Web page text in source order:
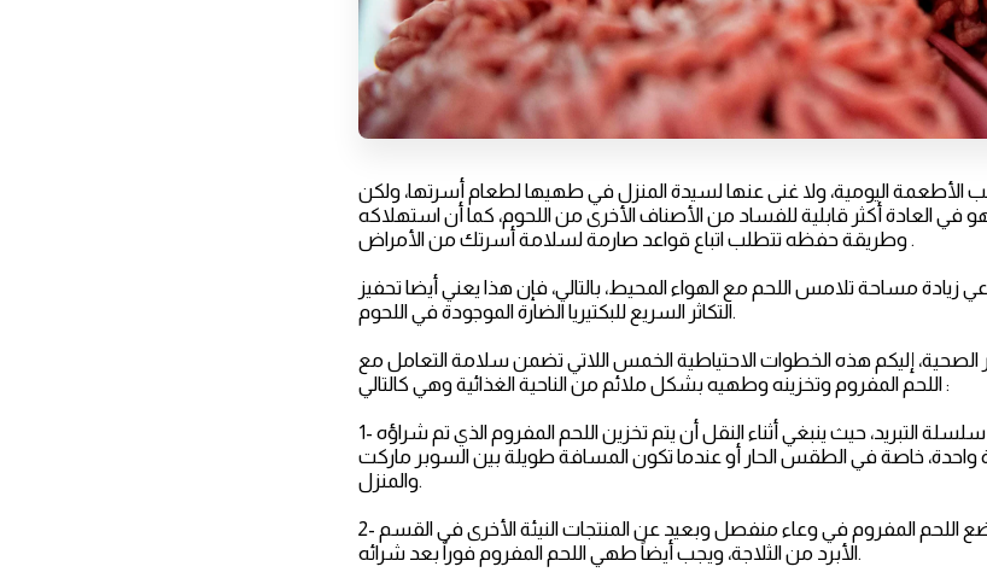
الأطعمة اليومية، ولا غنى عنها لسيدة المنزل في طهيها لطعام أسرتها، ولكن
في العادة أكثر قابلية للفساد من الأصناف الأخرى من اللحوم، كما أن استهلاكه
وطريقة حفظه تتطلب اتباع قواعد صارمة لسلامة أسرتك من الأمراض .
زيادة مساحة تلامس اللحم مع الهواء المحيط، بالتالي، فإن هذا يعني أيضا تحفيز
التكاثر السريع للبكتيريا الضارة الموجودة في اللحوم.
إليكم هذه الخطوات الاحتياطية الخمس اللاتي تضمن سلامة التعامل مع
اللحم المفروم وتخزينه وطهيه بشكل ملائم من الناحية الغذائية وهي كالتالي :
1- ينبغي أن نولي اهتماماً كبيراً لدوام سلسلة التبريد، حيث ينبغي أثناء النقل أن يتم تخزين اللحم المفروم الذي تم شراؤه
خاصة في الطقس الحار أو عندما تكون المسافة طويلة بين السوبر ماركت
والمنزل.
2- بعد الوصول إلى المنزل، ينبغي وضع اللحم المفروم في وعاء منفصل وبعيد عن المنتجات النيئة الأخرى في القسم
الأبرد من الثلاجة، ويجب أيضاً طهي اللحم المفروم فوراً بعد شرائه.